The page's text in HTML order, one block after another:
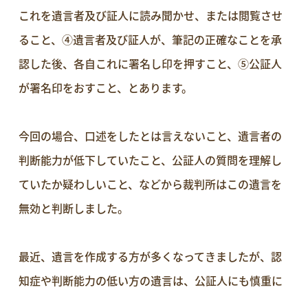
これを遺言者及び証人に読み聞かせ、または閲覧させ
ること、④遺言者及び証人が、筆記の正確なことを承
認した後、各自これに署名し印を押すこと、⑤公証人
が署名印をおすこと、とあります。
今回の場合、口述をしたとは言えないこと、遺言者の
判断能力が低下していたこと、公証人の質問を理解し
ていたか疑わしいこと、などから裁判所はこの遺言を
無効と判断しました。
最近、遺言を作成する方が多くなってきましたが、認
知症や判断能力の低い方の遺言は、公証人にも慎重に